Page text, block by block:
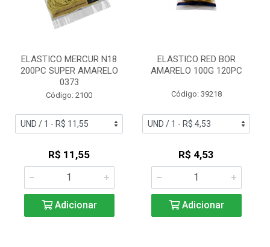
ELASTICO MERCUR N18
200PC SUPER AMARELO
0373
Código: 2100
R$ 11,55
Adicionar
ELASTICO RED BOR
AMARELO 100G 120PC
Código: 39218
R$ 4,53
Adicionar